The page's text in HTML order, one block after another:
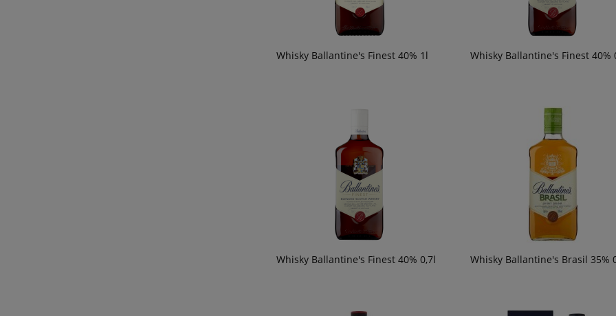
Whisky Ballantine's Finest 40% 1l Whisky Ballantine's Finest 40%
Whisky Ballantine's Finest 40% 0,7l Whisky Ballantine's Brasil 35%